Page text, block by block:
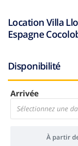
Location Villa
Espagne
Disponibilité
Arrivée
Sélectionnez une
À partir